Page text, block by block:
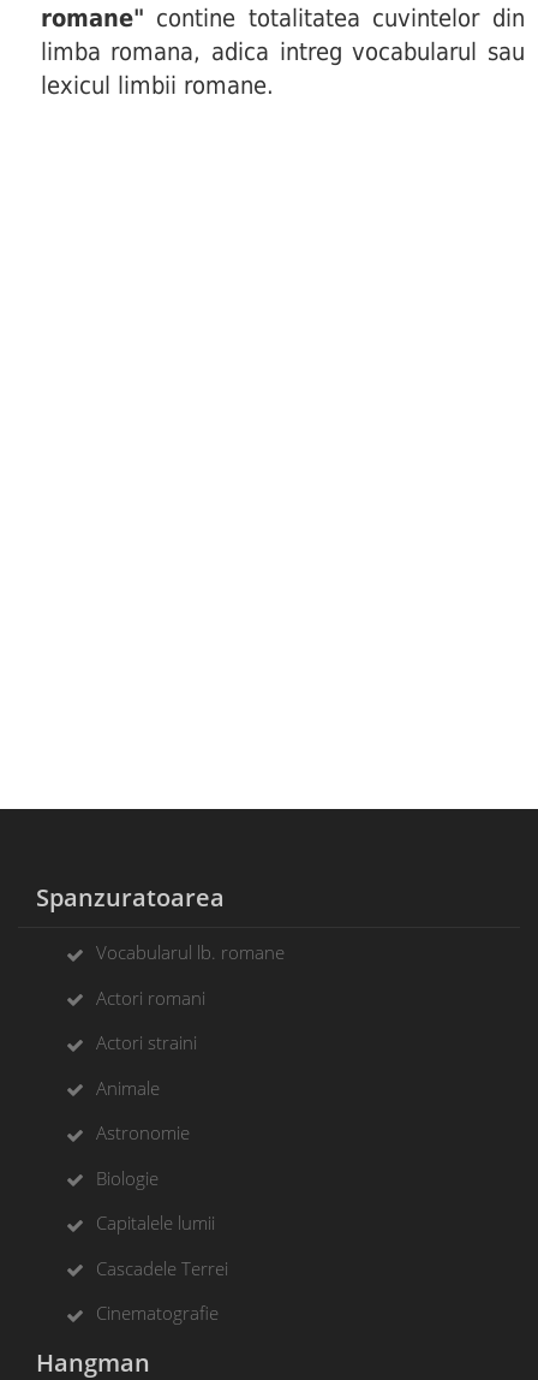
romane" contine totalitatea cuvintelor din
limba romana, adica intreg vocabularul sau
lexicul limbii romane.
Spanzuratoarea
Vocabularul lb. romane
Actori romani
Actori straini
Animale
Astronomie
Biologie
Capitalele lumii
Cascadele Terrei
Cinematografie
Hangman